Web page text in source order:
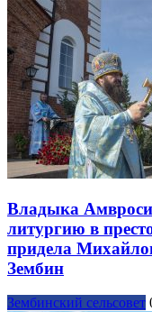
Владыка
литургию в
придела
Зембин
Зембинский сельсовет